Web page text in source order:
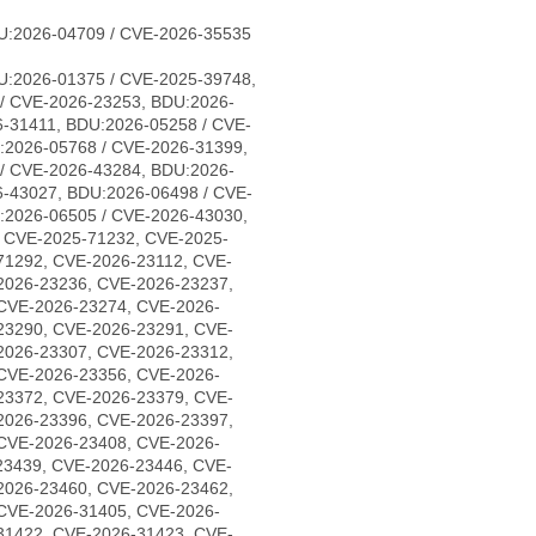
04709 / CVE-2026-35535
01375 / CVE-2025-39748,
2026-23253, BDU:2026-
BDU:2026-05258 / CVE-
05768 / CVE-2026-31399,
2026-43284, BDU:2026-
BDU:2026-06498 / CVE-
06505 / CVE-2026-43030,
2025-71232, CVE-2025-
CVE-2026-23112, CVE-
23236, CVE-2026-23237,
2026-23274, CVE-2026-
CVE-2026-23291, CVE-
23307, CVE-2026-23312,
2026-23356, CVE-2026-
CVE-2026-23379, CVE-
23396, CVE-2026-23397,
2026-23408, CVE-2026-
CVE-2026-23446, CVE-
23460, CVE-2026-23462,
2026-31405, CVE-2026-